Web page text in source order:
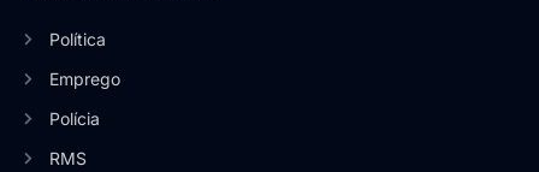
Política
Emprego
Polícia
RMS